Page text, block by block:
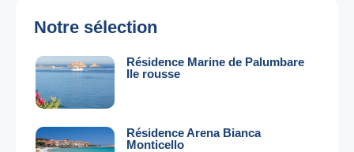
Notre sélection
Résidence Marine de Palumbare
Ile rousse
Résidence Arena Bianca
Monticello